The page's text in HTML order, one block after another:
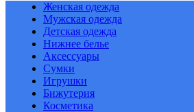
Женская одежда
Мужская одежда
Детская одежда
Нижнее белье
Аксессуары
Сумки
Игрушки
Бижутерия
Косметика